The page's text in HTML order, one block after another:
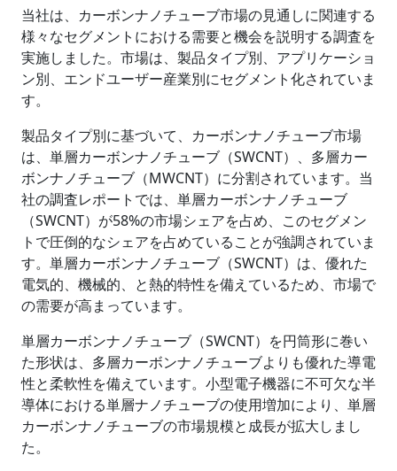
当社は、カーボンナノチューブ市場の見通しに関連する
様々なセグメントにおける需要と機会を説明する調査を
実施しました。市場は、製品タイプ別、アプリケーショ
ン別、エンドユーザー産業別にセグメント化されていま
す。
製品タイプ別に基づいて、カーボンナノチューブ市場
は、単層カーボンナノチューブ（SWCNT）、多層カー
ボンナノチューブ（MWCNT）に分割されています。当
社の調査レポートでは、単層カーボンナノチューブ
（SWCNT）が58%の市場シェアを占め、このセグメン
トで圧倒的なシェアを占めていることが強調されていま
す。単層カーボンナノチューブ（SWCNT）は、優れた
電気的、機械的、と熱的特性を備えているため、市場で
の需要が高まっています。
単層カーボンナノチューブ（SWCNT）を円筒形に巻い
た形状は、多層カーボンナノチューブよりも優れた導電
性と柔軟性を備えています。小型電子機器に不可欠な半
導体における単層ナノチューブの使用増加により、単層
カーボンナノチューブの市場規模と成長が拡大しまし
た。